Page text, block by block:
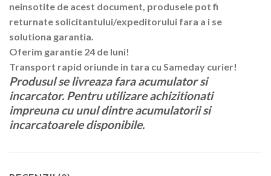
neinsotite de acest document, produsele pot fi
returnate solicitantului/expeditorului fara a i se
solutiona garantia.
Oferim garantie 24 de luni!
Transport rapid oriunde in tara cu Sameday curier!
Produsul se livreaza fara acumulator si
incarcator. Pentru utilizare achizitionati
impreuna cu unul dintre acumulatorii si
incarcatoarele disponibile.